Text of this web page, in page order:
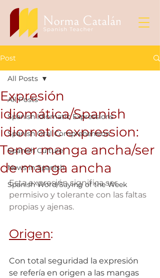
Post
All Posts
Spanish Idiomatic Expressions
Spanish Oral Comprehension
Spanish Culture
News in Spanish
Spanish Word/Saying of the Week
All Posts
Expresión
idiomática/Spanish
idiomatic expression:
Tener manga ancha/ser
de manga ancha
Esta expresión significa ser
permisivo y tolerante con las faltas
propias y ajenas.
Origen:
Con total seguridad la expresión
se refería en origen a las mangas